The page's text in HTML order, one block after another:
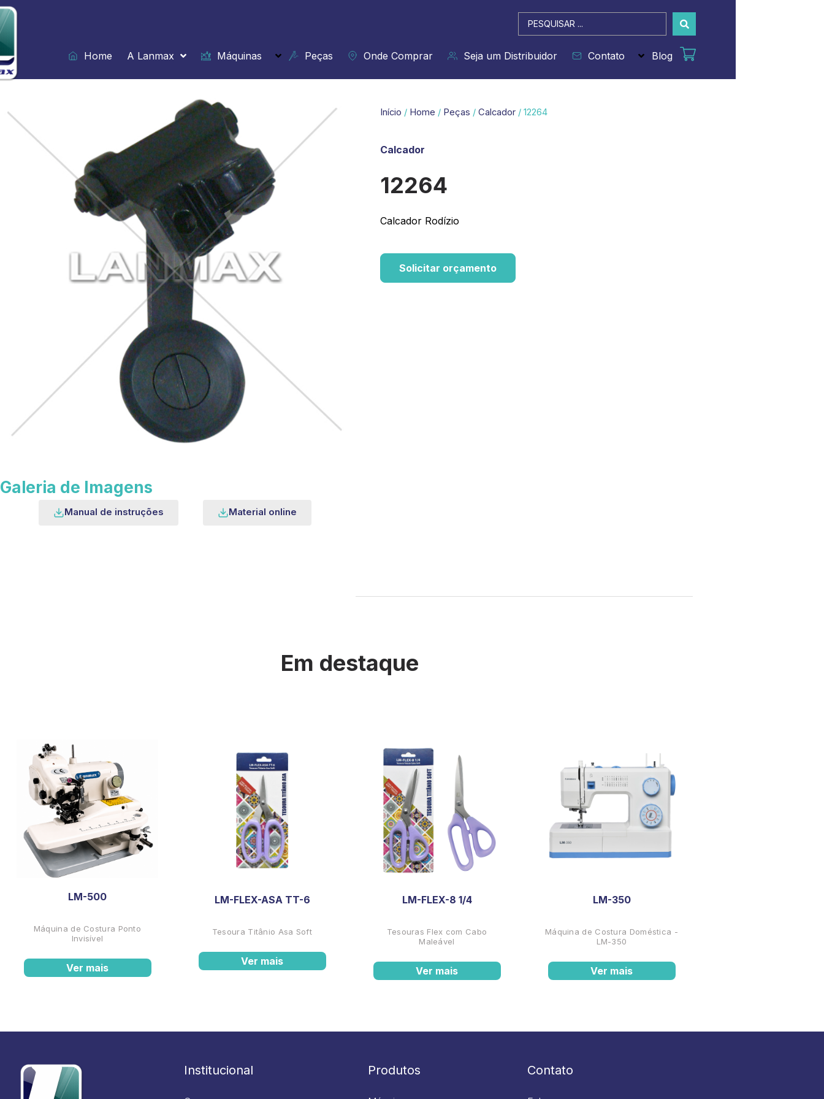
Ir
para
o
conteúdo
Pesquisar
...
Home
A Lanmax Máquinas Peças Onde Comprar Seja um Distribuidor Contato Blog
Galeria de Imagens
Manual de instruções Material online
Início / Home / Peças / Calcador / 12264
Calcador
12264
Calcador Rodízio
Solicitar orçamento
Em destaque
LM-500
Máquina de Costura Ponto
Invisível
Ver mais
LM-FLEX-ASA TT-6
Tesoura Titânio Asa Soft
Ver mais
LM-FLEX-8 1/4
Tesouras Flex com Cabo
Maleável
Ver mais
LM-350
Máquina de Costura Doméstica -
LM-350
Ver mais
Institucional Produtos Contato